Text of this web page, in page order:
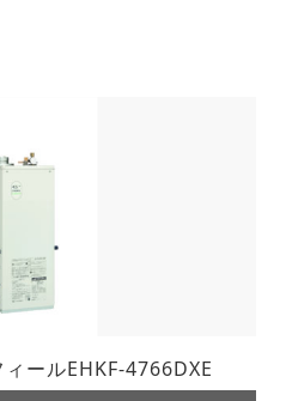
ールEHKF-4766DXE